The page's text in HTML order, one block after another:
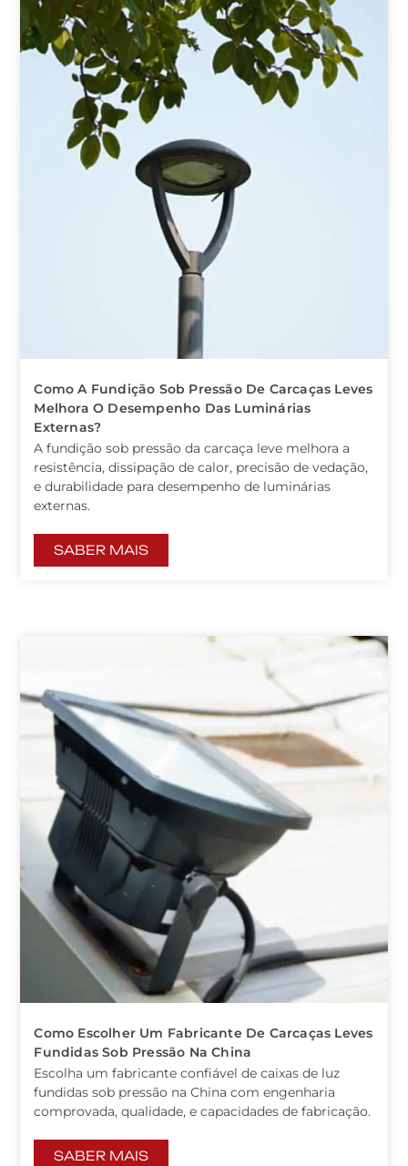
Como A Fundição Sob Pressão De Carcaças Leves
Melhora O Desempenho Das Luminárias
Externas?
A fundição sob pressão da carcaça leve melhora a
resistência, dissipação de calor, precisão de vedação,
e durabilidade para desempenho de luminárias
externas.
SABER MAIS
Como Escolher Um Fabricante De Carcaças Leves
Fundidas Sob Pressão Na China
Escolha um fabricante confiável de caixas de luz
fundidas sob pressão na China com engenharia
comprovada, qualidade, e capacidades de fabricação.
SABER MAIS